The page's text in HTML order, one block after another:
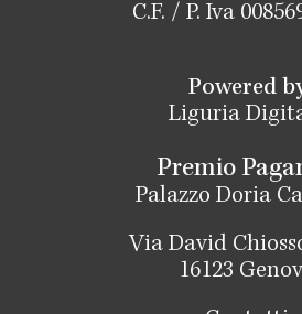
C.F. / P. Iva
Powered
Liguria
Premio
Palazzo Doria
Via David
16123